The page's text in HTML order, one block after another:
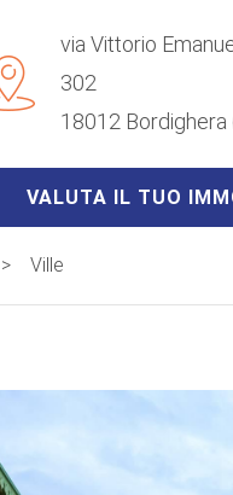
via Vittorio
302
18012 Bordighera
VALUTA IL TUO
> Ville